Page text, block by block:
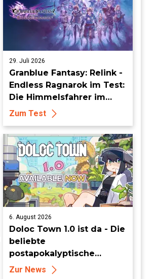
29. Juli 2026
Granblue Fantasy: Relink -
Endless Ragnarok im Test:
Die Himmelsfahrer im
endlosen Endgame
Zum Test
6. August 2026
Doloc Town 1.0 ist da - Die
beliebte
postapokalyptische
Farming-Simulation
Zur News